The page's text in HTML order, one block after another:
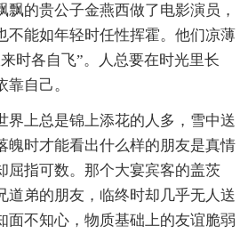
飘的贵公子金燕西做了电影演员，
不能如年轻时任性挥霍。他们凉薄
时各自飞”。人总要在时光里长
自己。
界上总是锦上添花的人多，雪中送
魄时才能看出什么样的朋友是真情
屈指可数。那个大宴宾客的盖茨
道弟的朋友，临终时却几乎无人送
面不知心，物质基础上的友谊脆弱